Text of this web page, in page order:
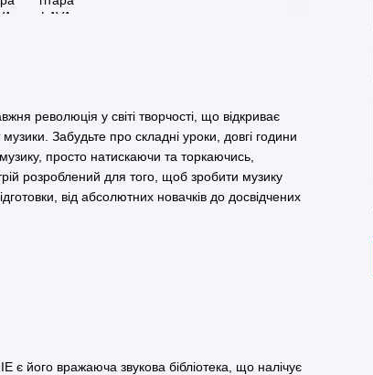
революція у світі творчості, що відкриває
Забудьте про складні уроки, довгі години
просто натискаючи та торкаючись,
розроблений для того, щоб зробити музику
від абсолютних новачків до досвідчених
є його вражаюча звукова бібліотека, що налічує